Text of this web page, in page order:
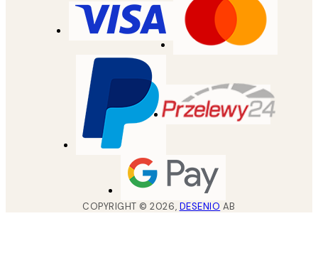
COPYRIGHT ©2026, DESENIO AB